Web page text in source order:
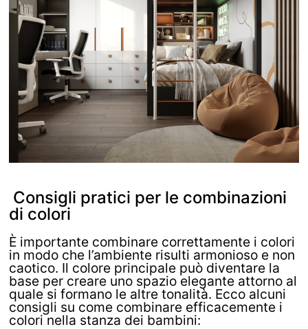
Consigli pratici per le combinazioni
di colori
È importante combinare correttamente i colori
in modo che l’ambiente risulti armonioso e non
caotico. Il colore principale può diventare la
base per creare uno spazio elegante attorno al
quale si formano le altre tonalità. Ecco alcuni
consigli su come combinare efficacemente i
colori nella stanza dei bambini: